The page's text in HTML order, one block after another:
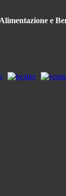
e